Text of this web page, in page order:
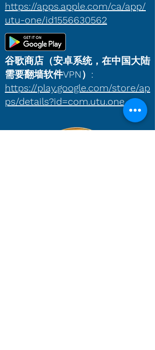
https://apps.apple.com/ca/app/
utu-one/id1556630562
​​谷歌商店（安卓系统，在中国大陆
需要翻墙软件VPN）:
https://play.google.com/store/ap
ps/details?id=com.utu.one